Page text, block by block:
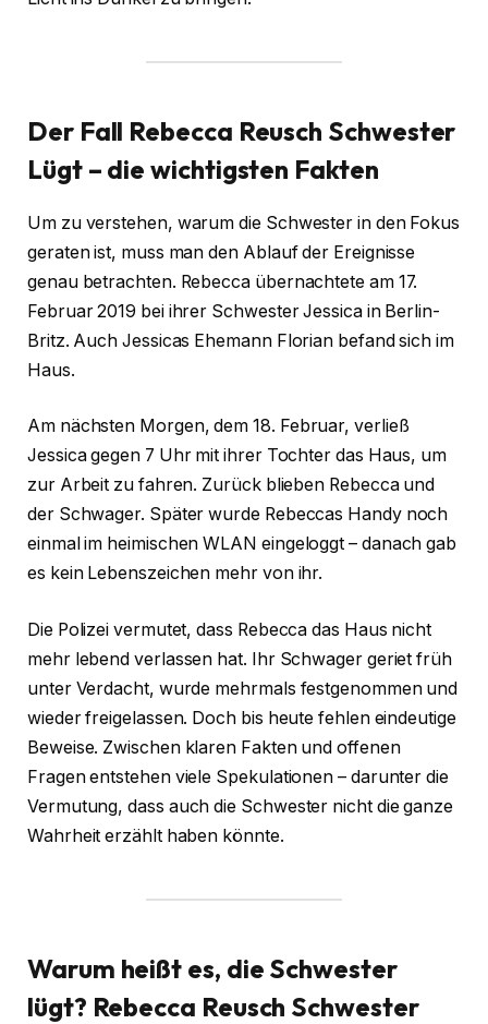
Der Fall Rebecca Reusch Schwester
Lügt – die wichtigsten Fakten
Um zu verstehen, warum die Schwester in den Fokus
geraten ist, muss man den Ablauf der Ereignisse
genau betrachten. Rebecca übernachtete am 17.
Februar 2019 bei ihrer Schwester Jessica in Berlin-
Britz. Auch Jessicas Ehemann Florian befand sich im
Haus.
Am nächsten Morgen, dem 18. Februar, verließ
Jessica gegen 7 Uhr mit ihrer Tochter das Haus, um
zur Arbeit zu fahren. Zurück blieben Rebecca und
der Schwager. Später wurde Rebeccas Handy noch
einmal im heimischen WLAN eingeloggt – danach gab
es kein Lebenszeichen mehr von ihr.
Die Polizei vermutet, dass Rebecca das Haus nicht
mehr lebend verlassen hat. Ihr Schwager geriet früh
unter Verdacht, wurde mehrmals festgenommen und
wieder freigelassen. Doch bis heute fehlen eindeutige
Beweise. Zwischen klaren Fakten und offenen
Fragen entstehen viele Spekulationen – darunter die
Vermutung, dass auch die Schwester nicht die ganze
Wahrheit erzählt haben könnte.
Warum heißt es, die Schwester
lügt? Rebecca Reusch Schwester